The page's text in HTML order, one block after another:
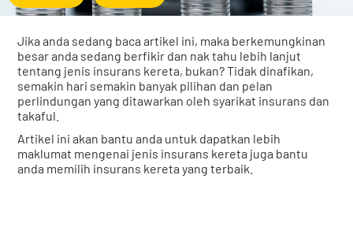
Jika anda sedang baca artikel ini, maka berkemungkinan
besar anda sedang berfikir dan nak tahu lebih lanjut
tentang jenis insurans kereta, bukan? Tidak dinafikan,
semakin hari semakin banyak pilihan dan pelan
perlindungan yang ditawarkan oleh syarikat insurans dan
takaful.
Artikel ini akan bantu anda untuk dapatkan lebih
maklumat mengenai jenis insurans kereta juga bantu
anda memilih insurans kereta yang terbaik.